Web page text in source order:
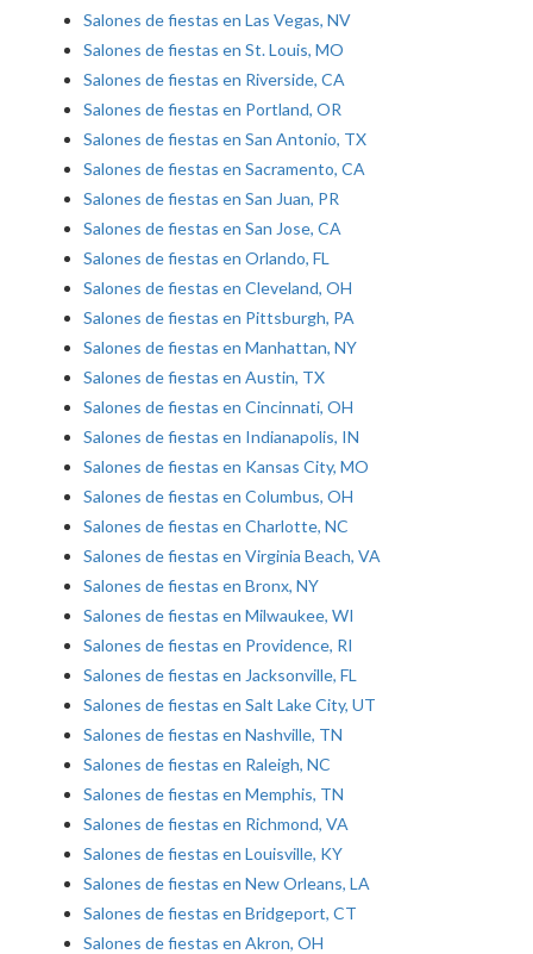
Salones de fiestas en Las Vegas, NV
Salones de fiestas en St. Louis, MO
Salones de fiestas en Riverside, CA
Salones de fiestas en Portland, OR
Salones de fiestas en San Antonio, TX
Salones de fiestas en Sacramento, CA
Salones de fiestas en San Juan, PR
Salones de fiestas en San Jose, CA
Salones de fiestas en Orlando, FL
Salones de fiestas en Cleveland, OH
Salones de fiestas en Pittsburgh, PA
Salones de fiestas en Manhattan, NY
Salones de fiestas en Austin, TX
Salones de fiestas en Cincinnati, OH
Salones de fiestas en Indianapolis, IN
Salones de fiestas en Kansas City, MO
Salones de fiestas en Columbus, OH
Salones de fiestas en Charlotte, NC
Salones de fiestas en Virginia Beach, VA
Salones de fiestas en Bronx, NY
Salones de fiestas en Milwaukee, WI
Salones de fiestas en Providence, RI
Salones de fiestas en Jacksonville, FL
Salones de fiestas en Salt Lake City, UT
Salones de fiestas en Nashville, TN
Salones de fiestas en Raleigh, NC
Salones de fiestas en Memphis, TN
Salones de fiestas en Richmond, VA
Salones de fiestas en Louisville, KY
Salones de fiestas en New Orleans, LA
Salones de fiestas en Bridgeport, CT
Salones de fiestas en Akron, OH